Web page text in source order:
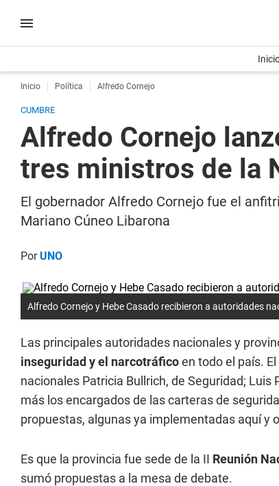
Inicio Política Alfredo Cornejo
CUMBRE
Alfredo Cornejo
tres ministros de la
El gobernador Alfredo Cornejo fue el
Mariano Cúneo Libarona
PorUNO
Alfredo Cornejo y Hebe Casado recibieron a autoridades
Las principales autoridades nacionales y
inseguridad y el narcotráficoen todo el país.
nacionales Patricia Bullrich, de Seguridad;
más los encargados de las carteras de
propuestas, algunas ya implementadas aquí y
Es que la provincia fue sede de la II Reunión
sumó propuestas a la mesa de debate.